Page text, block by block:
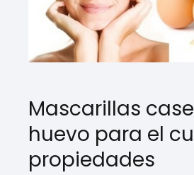
Mascarillas
huevo para el
propiedades